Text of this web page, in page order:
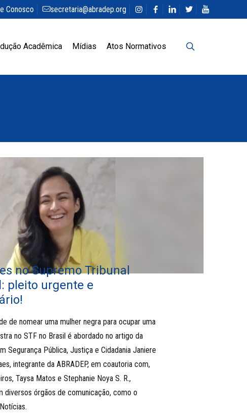
Conosco secretaria@abradep.org
Acadêmica Mídias Atos Normativos
no Supremo Tribunal
pleito urgente e
de nomear uma mulher negra para ocupar uma
no STF no Brasil é abordado no artigo da
Segurança Pública, Justiça e Cidadania Janiere
integrante da ABRADEP, em coautoria com,
Taysa Matos e Stephanie Noya S. R.,
diversos órgãos de comunicação, como o